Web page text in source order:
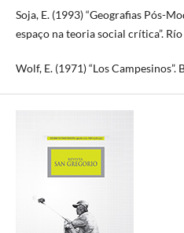
Soja, E. (1993) “Geografias Pós-
espaço na teoria social crítica”.
Wolf, E. (1971) “Los Campesinos”.